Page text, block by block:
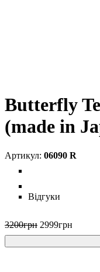
Butterfly
(made in
06090 R
Відгуки
3200грн 2999грн